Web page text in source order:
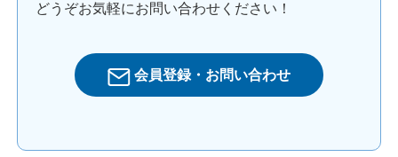
どうぞお気軽にお問い合わせください！
会員登録・お問い合わせ